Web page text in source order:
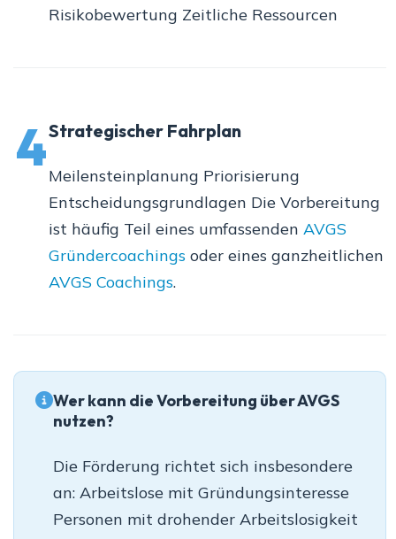
Risikobewertung Zeitliche Ressourcen
4Strategischer Fahrplan
Meilensteinplanung Priorisierung
Entscheidungsgrundlagen Die Vorbereitung
ist häufig Teil eines umfassenden AVGS
Gründercoachings oder eines ganzheitlichen
AVGS Coachings.
Wer kann die Vorbereitung über AVGS
nutzen?
Die Förderung richtet sich insbesondere
an: Arbeitslose mit Gründungsinteresse
Personen mit drohender Arbeitslosigkeit